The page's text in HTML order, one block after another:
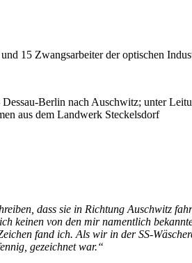
15 Zwangsarbeiter der optischen
Berlin nach Auschwitz; unter
aus dem Landwerk Steckelsdorf
dass sie in Richtung Auschwitz
keinen von den mir namentlich
fand ich. Als wir in der SS-
gezeichnet war.“